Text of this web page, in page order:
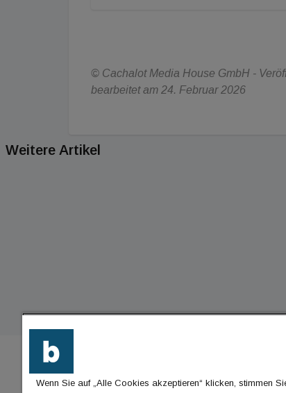
© Cachalot Media House GmbH -
bearbeitet am 24. Februar 2026
Weitere Artikel
Wenn Sie auf „Alle Cookies akzeptieren“ klicken, stimmen